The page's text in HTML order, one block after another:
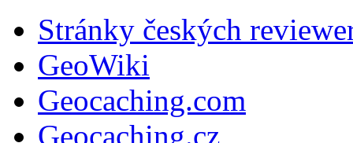
Stránky českých
GeoWiki
Geocaching.com
Geocaching.cz